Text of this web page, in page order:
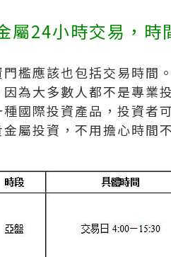
屬24小時交易，時
門檻應該也包括交易時間
因為大多數人都不是專業
種國際投資產品，投資者
屬投資，不用擔心時間